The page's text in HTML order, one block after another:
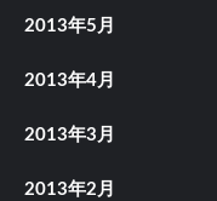
2013年5月
2013年4月
2013年3月
2013年2月